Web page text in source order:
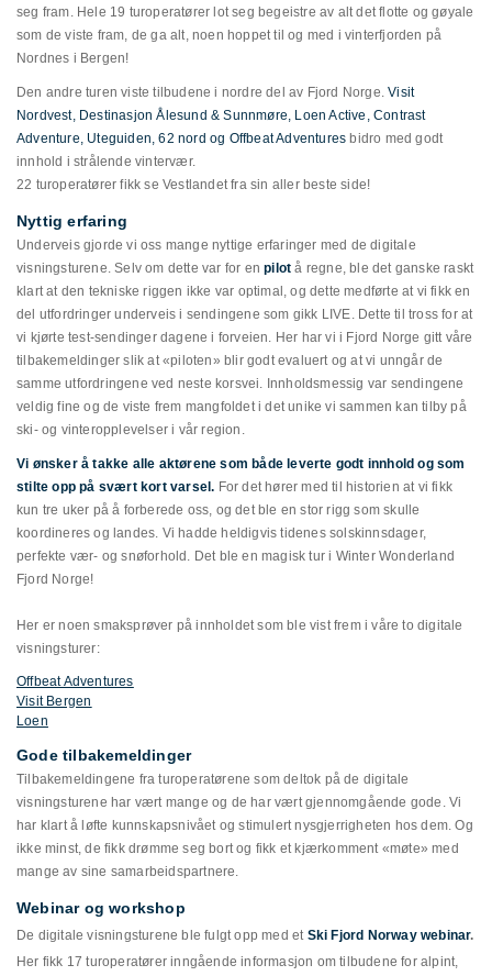
seg fram. Hele 19 turoperatører lot seg begeistre av alt det flotte og gøyale
som de viste fram, de ga alt, noen hoppet til og med i vinterfjorden på
Nordnes i Bergen!
Den andre turen viste tilbudene i nordre del av Fjord Norge. Visit
Nordvest, Destinasjon Ålesund & Sunnmøre, Loen Active, Contrast
Adventure, Uteguiden, 62 nord og Offbeat Adventures bidro med godt
innhold i strålende vintervær.
22 turoperatører fikk se Vestlandet fra sin aller beste side!
Nyttig erfaring
Underveis gjorde vi oss mange nyttige erfaringer med de digitale
visningsturene. Selv om dette var for enpilotå regne, ble det ganske raskt
klart at den tekniske riggen ikke var optimal, og dette medførte at vi fikk en
del utfordringer underveis i sendingene som gikk LIVE. Dette til tross for at
vi kjørte test-sendinger dagene i forveien. Her har vi i Fjord Norge gitt våre
tilbakemeldinger slik at «piloten» blir godt evaluert og at vi unngår de
samme utfordringene ved neste korsvei. Innholdsmessig var sendingene
veldig fine og de viste frem mangfoldet i det unike vi sammen kan tilby på
ski- og vinteropplevelser i vår region.
Vi ønsker å takke alle aktørene som både leverte godt innhold og som
stilte opp på svært kort varsel. For det hører med til historien at vi fikk
kun tre uker på å forberede oss, og det ble en stor rigg som skulle
koordineres og landes. Vi hadde heldigvis tidenes solskinnsdager,
perfekte vær- og snøforhold. Det ble en magisk tur i Winter Wonderland
Fjord Norge!
Her er noen smaksprøver på innholdet som ble vist frem i våre to digitale
visningsturer:
Offbeat Adventures
Visit Bergen
Loen
Gode tilbakemeldinger
Tilbakemeldingene fra turoperatørene som deltok på de digitale
visningsturene har vært mange og de har vært gjennomgående gode. Vi
har klart å løfte kunnskapsnivået og stimulert nysgjerrigheten hos dem. Og
ikke minst, de fikk drømme seg bort og fikk et kjærkomment «møte» med
mange av sine samarbeidspartnere.
Webinar og workshop
De digitale visningsturene ble fulgt opp med et Ski Fjord Norway webinar.
Her fikk 17 turoperatører inngående informasjon om tilbudene for alpint,